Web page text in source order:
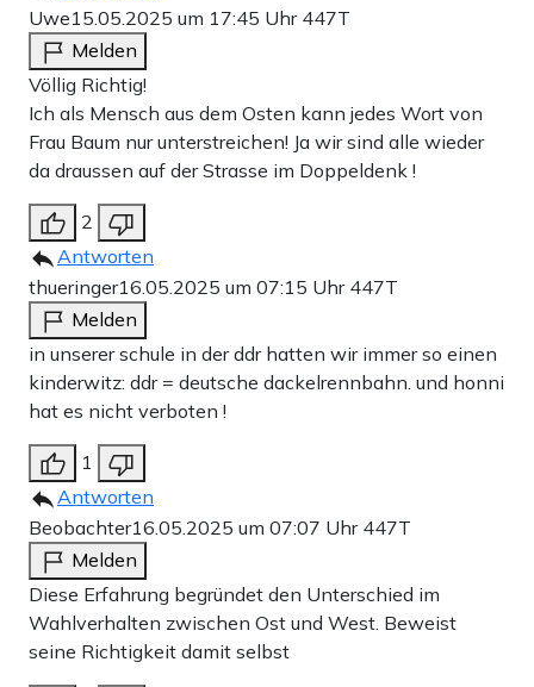
Uwe15.05.2025 um 17:45 Uhr 447T
Melden
Völlig Richtig!
Ich als Mensch aus dem Osten kann jedes Wort von
Frau Baum nur unterstreichen! Ja wir sind alle wieder
da draussen auf der Strasse im Doppeldenk !
2
Antworten
thueringer16.05.2025 um 07:15 Uhr 447T
Melden
in unserer schule in der ddr hatten wir immer so einen
kinderwitz: ddr = deutsche dackelrennbahn. und honni
hat es nicht verboten !
1
Antworten
Beobachter16.05.2025 um 07:07 Uhr 447T
Melden
Diese Erfahrung begründet den Unterschied im
Wahlverhalten zwischen Ost und West. Beweist
seine Richtigkeit damit selbst